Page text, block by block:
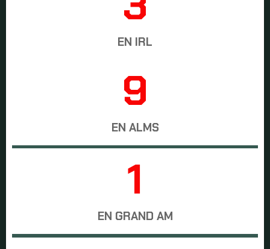
EN IRL
9
EN ALMS
1
EN GRAND AM